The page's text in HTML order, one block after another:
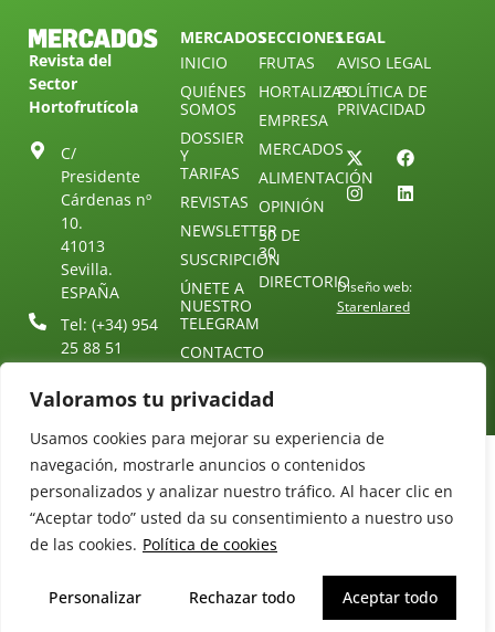
Valoramos tu privacidad
Usamos cookies para mejorar su experiencia de
navegación, mostrarle anuncios o contenidos
personalizados y analizar nuestro tráfico. Al hacer clic en
“Aceptar todo” usted da su consentimiento a nuestro uso
de las cookies. Política de cookies
Personalizar Rechazar todo Aceptar todo
Revista del
Sector
Hortofrutícola
C/
Presidente
Cárdenas nº
10.
41013
Sevilla.
ESPAÑA
Tel: (+34) 954
25 88 51
MERCADOS
INICIO
QUIÉNES
SOMOS
DOSSIER
Y
TARIFAS
REVISTAS
NEWSLETTER
SUSCRIPCIÓN
ÚNETE A
NUESTRO
TELEGRAM
CONTACTO
SECCIONES
FRUTAS
HORTALIZAS
EMPRESA
MERCADOS
ALIMENTACIÓN
OPINIÓN
30 DE
30
DIRECTORIO
LEGAL
AVISO LEGAL
POLÍTICA DE
PRIVACIDAD
Diseño web:
Starenlared